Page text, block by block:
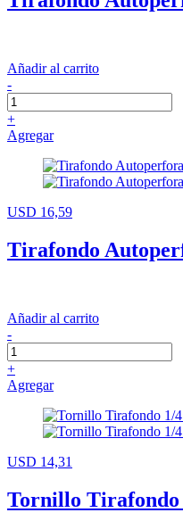
Añadir al carrito
-
+
Agregar
USD 16,59
Tirafondo
Añadir al carrito
-
+
Agregar
USD 14,31
Tornillo Tirafondo